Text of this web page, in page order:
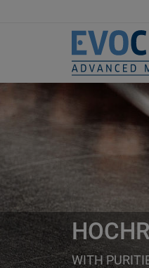
WITH